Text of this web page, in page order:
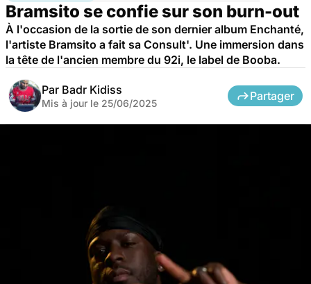
Bramsito se confie sur son burn-out
À l'occasion de la sortie de son dernier album Enchanté,
l'artiste Bramsito a fait sa Consult'. Une immersion dans
la tête de l'ancien membre du 92i, le label de Booba.
Par Badr Kidiss
Mis à jour le 25/06/2025
Partager